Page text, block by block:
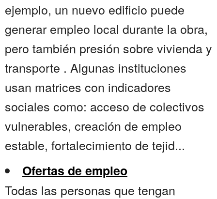
ejemplo, un nuevo edificio puede
generar empleo local durante la obra,
pero también presión sobre vivienda y
transporte . Algunas instituciones
usan matrices con indicadores
sociales como: acceso de colectivos
vulnerables, creación de empleo
estable, fortalecimiento de tejid...
Ofertas de empleo
Todas las personas que tengan